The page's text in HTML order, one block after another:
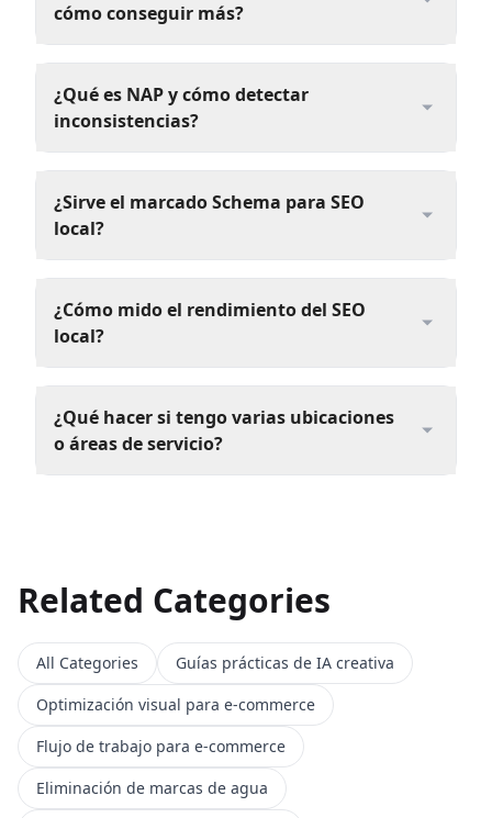
cómo conseguir más?
¿Qué es NAP y cómo detectar
inconsistencias?
¿Sirve el marcado Schema para SEO
local?
¿Cómo mido el rendimiento del SEO
local?
¿Qué hacer si tengo varias ubicaciones
o áreas de servicio?
Related Categories
All Categories
Guías prácticas de IA creativa
Optimización visual para e-commerce
Flujo de trabajo para e-commerce
Eliminación de marcas de agua